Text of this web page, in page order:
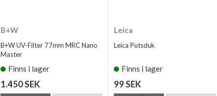
B+W
B+W UV-Filter 77mm MRC Nano
Master
Finns i lager
1.450 SEK
Leica
Leica Putsduk
Finns i lager
99 SEK